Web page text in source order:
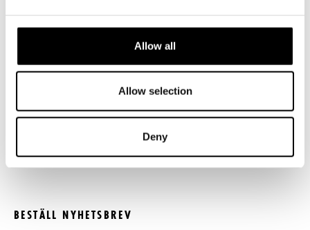
Allow all
Allow selection
Deny
LÄNKAR
Tillgänglighet
Press
Register- och dataskyddsbeskrivning
BESTÄLL NYHETSBREV